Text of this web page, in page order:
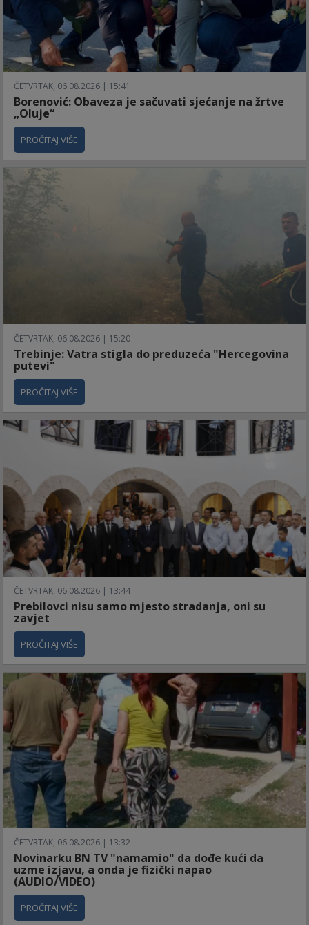
ČETVRTAK, 06.08.2026 | 15:41
Borenović: Obaveza je sačuvati sjećanje na žrtve
„Oluje“
PROČITAJ VIŠE
ČETVRTAK, 06.08.2026 | 15:20
Trebinje: Vatra stigla do preduzeća "Hercegovina
putevi"
PROČITAJ VIŠE
ČETVRTAK, 06.08.2026 | 13:44
Prebilovci nisu samo mjesto stradanja, oni su
zavjet
PROČITAJ VIŠE
ČETVRTAK, 06.08.2026 | 13:32
Novinarku BN TV "namamio" da dođe kući da
uzme izjavu, a onda je fizički napao
(AUDIO/VIDEO)
PROČITAJ VIŠE